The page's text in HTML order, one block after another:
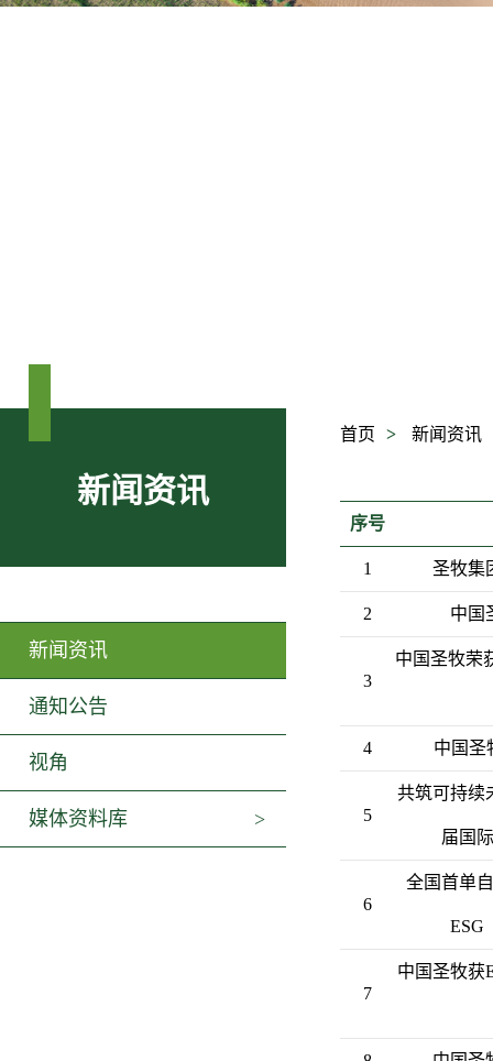
新闻资讯
新闻资讯
通知公告
视角
媒体资料库
首页 新闻资讯
序号
1 圣牧集
2 中国
3
中国圣牧荣
4 中国圣
5
共筑可持续
届国
6
全国首单
ESG
7
中国圣牧获